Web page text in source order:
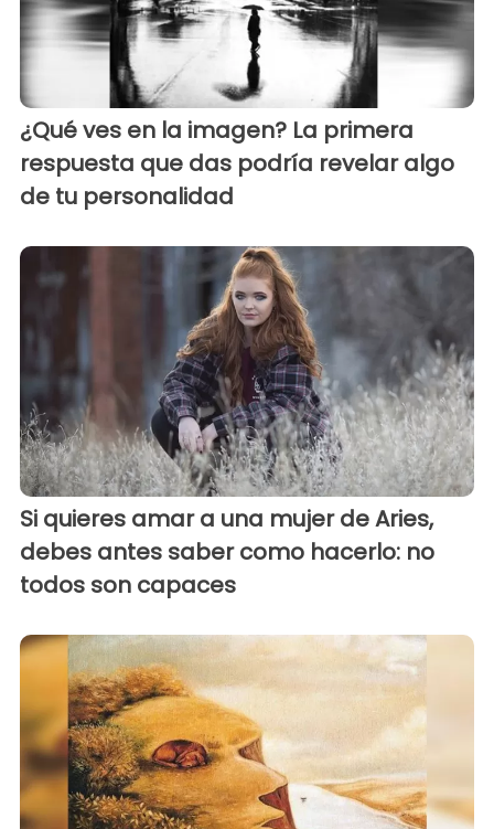
¿Qué ves en la imagen? La primera
respuesta que das podría revelar algo
de tu personalidad
Si quieres amar a una mujer de Aries,
debes antes saber como hacerlo: no
todos son capaces